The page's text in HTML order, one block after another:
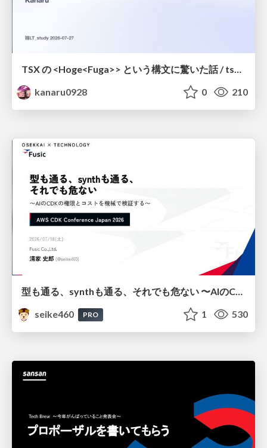
TSX の <Hoge<Fuga>> という構文に驚いた話 / tsx-type-argument-syntax
kanaru0928
0 210
型も通る、synthも通る、それでも危ない 〜AIのCDKの権限とコストを機械で検証する〜 / It Passes Type Checks, It Passes Synth Checks, but It’s Still Risky — Automatically Verifying Permissions and Costs in AI’s CDK —
seike460
PRO 1 530